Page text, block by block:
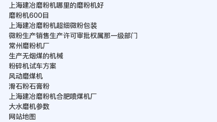
上海建冶磨粉机哪里的磨粉机好
磨粉机600目
上海建冶磨粉机超细微粉包装
微粉生产销售生产许可审批权属那一级部门
常州磨粉机厂
生产无烟煤的机械
粉碎机试车方案
风动磨煤机
滑石粉石膏粉
上海建冶磨粉机合肥喷煤机厂
大水磨机参数
网站地图